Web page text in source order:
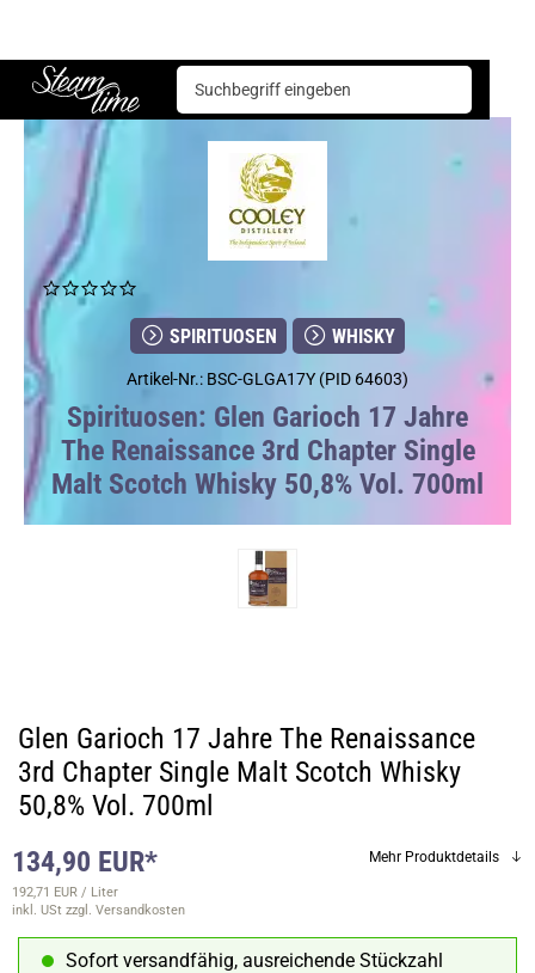
Steam time
Spirituosen Whisky Glen Garioch 17 Jahre The Renaissance 3rd Chapter Single Malt Scotch Whisky 50,8% Vol. 700ml
SPIRITUOSEN WHISKY
Artikel-Nr.: BSC-GLGA17Y (PID 64603)
Spirituosen: Glen Garioch 17 Jahre
The Renaissance 3rd Chapter Single
Malt Scotch Whisky 50,8% Vol. 700ml
Glen Garioch 17 Jahre The Renaissance
3rd Chapter Single Malt Scotch Whisky
50,8% Vol. 700ml
134,90 EUR*
192,71 EUR / Liter
inkl. USt zzgl. Versandkosten
Mehr Produktdetails
Sofort versandfähig, ausreichende Stückzahl